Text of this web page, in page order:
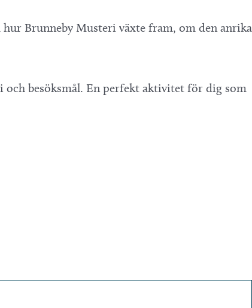
hur Brunneby Musteri växte fram, om den anrika
och besöksmål. En perfekt aktivitet för dig som